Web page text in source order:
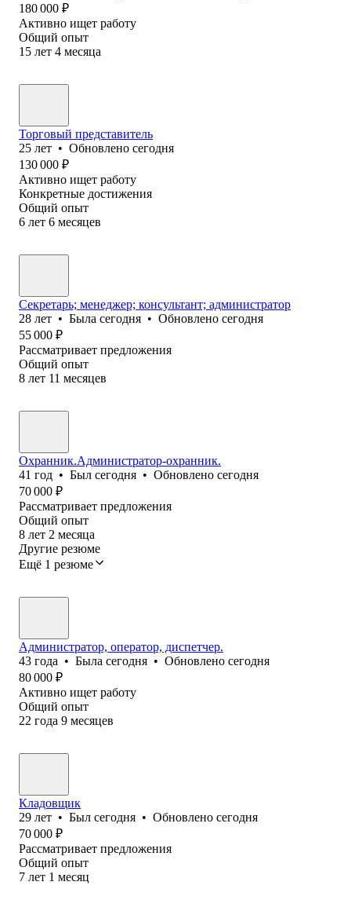
180 000 ₽
Активно ищет работу
Общий опыт
15 лет 4 месяца
Торговый представитель
25 лет • Обновлено сегодня
130 000 ₽
Активно ищет работу
Конкретные достижения
Общий опыт
6 лет 6 месяцев
Секретарь; менеджер; консультант; администратор
28 лет • Была сегодня • Обновлено сегодня
55 000 ₽
Рассматривает предложения
Общий опыт
8 лет 11 месяцев
Охранник.Администратор-охранник.
41 год • Был сегодня • Обновлено сегодня
70 000 ₽
Рассматривает предложения
Общий опыт
8 лет 2 месяца
Другие резюме
Ещё 1 резюме
Администратор, оператор, диспетчер.
43 года • Была сегодня • Обновлено сегодня
80 000 ₽
Активно ищет работу
Общий опыт
22 года 9 месяцев
Кладовщик
29 лет • Был сегодня • Обновлено сегодня
70 000 ₽
Рассматривает предложения
Общий опыт
7 лет 1 месяц